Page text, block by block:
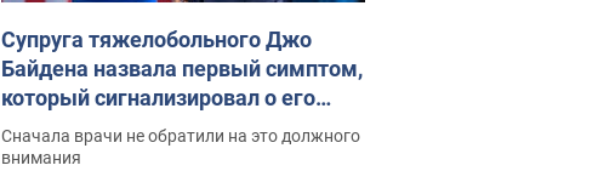
Супруга тяжелобольного Джо
Байдена назвала первый симптом,
который сигнализировал о его
"агрессивном" раке
Сначала врачи не обратили на это должного
внимания